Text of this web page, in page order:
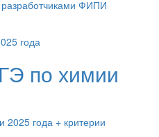
ФИПИ
по химии
года + критерии